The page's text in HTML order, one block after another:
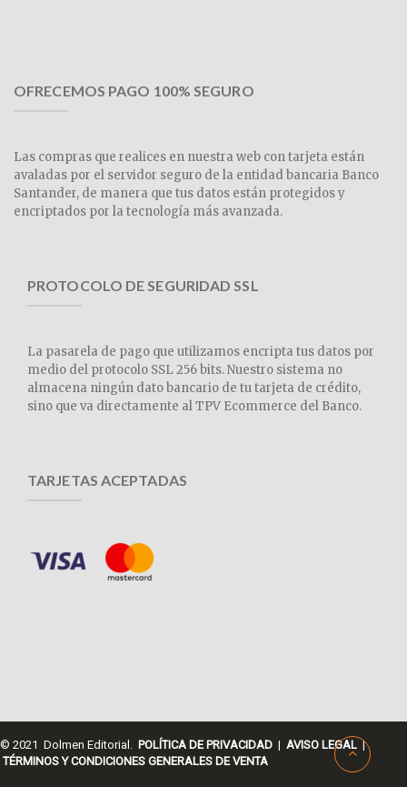
OFRECEMOS PAGO 100% SEGURO
Las compras que realices en nuestra web con tarjeta están
avaladas por el servidor seguro de la entidad bancaria Banco
Santander, de manera que tus datos están protegidos y
encriptados por la tecnología más avanzada.
PROTOCOLO DE SEGURIDAD SSL
La pasarela de pago que utilizamos encripta tus datos por
medio del protocolo SSL 256 bits. Nuestro sistema no
almacena ningún dato bancario de tu tarjeta de crédito,
sino que va directamente al TPV Ecommerce del Banco.
TARJETAS ACEPTADAS
© 2021 Dolmen Editorial. POLÍTICA DE PRIVACIDAD | AVISO LEGAL |
TÉRMINOS Y CONDICIONES GENERALES DE VENTA